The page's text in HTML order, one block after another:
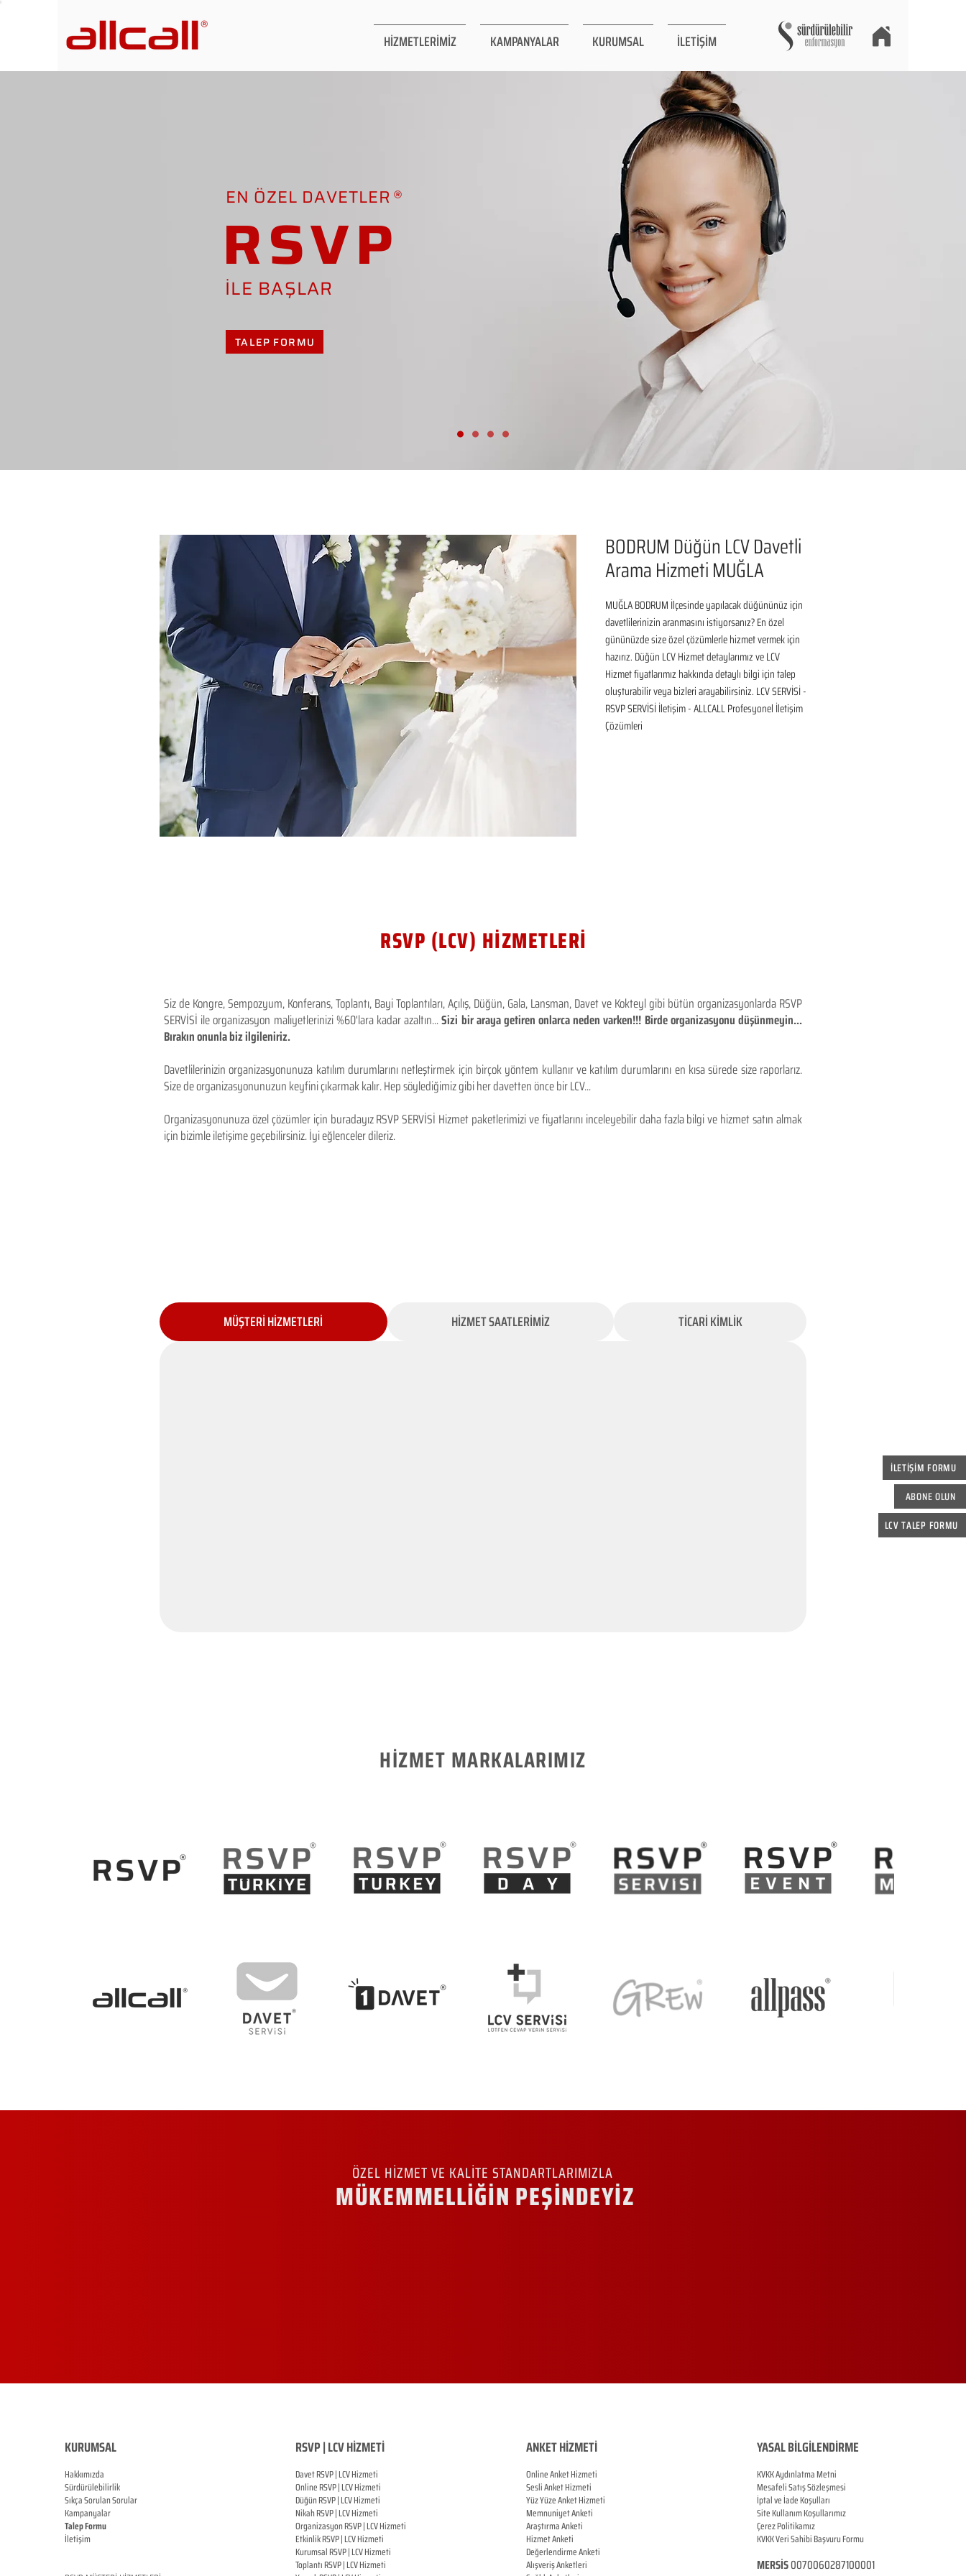
HİZMETLERİMİZ KAMPANYALAR KURUMSAL İLETİŞİM
İLETİŞİM FORMU
ABONE OLUN
LCV TALEP FORMU
EN ÖZEL DAVETLER
RSVP
İLE BAŞLAR
TALEP FORMU
BODRUM Düğün LCV Davetli
Arama Hizmeti MUĞLA
MUĞLA BODRUM İlçesinde yapılacak düğününüz için
davetlilerinizin aranmasını istiyorsanız? En özel
gününüzde size özel çözümlerle hizmet vermek için
hazırız. Düğün LCV Hizmet detaylarımız ve LCV
Hizmet fiyatlarımız hakkında detaylı bilgi için talep
oluşturabilir veya bizleri arayabilirsiniz. LCV SERVİSİ -
RSVP SERVİSİ İletişim - ALLCALL Profesyonel İletişim
Çözümleri
RSVP (LCV) HİZMETLERİ
Siz de Kongre, Sempozyum, Konferans, Toplantı, Bayi Toplantıları, Açılış, Düğün, Gala, Lansman, Davet ve Kokteyl gibi bütün organizasyonlarda RSVP
SERVİSİ ile organizasyon maliyetlerinizi %60'lara kadar azaltın...Sizi bir araya getiren onlarca neden varken!!! Birde organizasyonu düşünmeyin...
Bırakın onunla biz ilgileniriz.
Davetlilerinizin organizasyonunuza katılım durumlarını netleştirmek için birçok yöntem kullanır ve katılım durumlarını en kısa sürede size raporlarız.
Size de organizasyonunuzun keyfini çıkarmak kalır. Hep söylediğimiz gibi her davetten önce bir LCV...
Organizasyonunuza özel çözümler için buradayız RSVP SERVİSİ Hizmet paketlerimizi ve fiyatlarını inceleyebilir daha fazla bilgi ve hizmet satın almak
için bizimle iletişime geçebilirsiniz. İyi eğlenceler dileriz.
MÜŞTERİ HİZMETLERİ HİZMET SAATLERİMİZ TİCARİ KİMLİK
HİZMET MARKALARIMIZ
ÖZEL HİZMET VE KALİTE STANDARTLARIMIZLA
MÜKEMMELLİĞİN PEŞİNDEYİZ
KURUMSAL
Hakkımızda
Sürdürülebilirlik
Sıkça Sorulan Sorular
Kampanyalar
Talep Formu
İletişim
RSVP | LCV HİZMETİ
Davet RSVP | LCV Hizmeti
OnlineRSVP |LCV Hizmeti
DüğünRSVP |LCV Hizmeti
NikahRSVP |LCV Hizmeti
OrganizasyonRSVP |LCV Hizmeti
EtkinlikRSVP |LCV Hizmeti
KurumsalRSVP |LCV Hizmeti
ToplantıRSVP |LCV Hizmeti
ANKET HİZMETİ
Online Anket Hizmeti
Sesli Anket Hizmeti
Yüz Yüze Anket Hizmeti
Memnuniyet Anketi
Araştırma Anketi
Hizmet Anketi
Değerlendirme Anketi
Alışveriş Anketleri
YASAL BİLGİLENDİRME
KVKK Aydınlatma Metni
Mesafeli Satış Sözleşmesi
İptal ve İade Koşulları
Site Kullanım Koşullarımız
Çerez Politikamız
KVKK Veri Sahibi Başvuru Formu
MERSİS0070060287100001